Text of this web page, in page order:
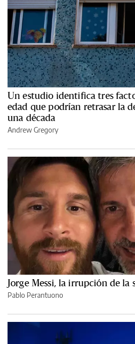
Un estudio identifica tres
edad que podrían retrasar la
una década
Andrew Gregory
Jorge Messi, la irrupción de la
Pablo Perantuono